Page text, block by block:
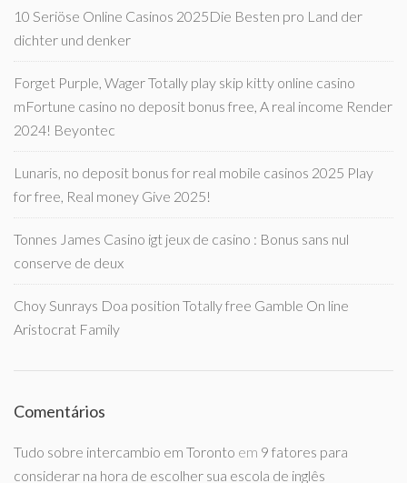
10 Seriöse Online Casinos 2025Die Besten pro Land der
dichter und denker
Forget Purple, Wager Totally play skip kitty online casino
mFortune casino no deposit bonus free, A real income Render
2024! Beyontec
Lunaris, no deposit bonus for real mobile casinos 2025 Play
for free, Real money Give 2025!
Tonnes James Casino igt jeux de casino : Bonus sans nul
conserve de deux
Choy Sunrays Doa position Totally free Gamble On line
Aristocrat Family
Comentários
Tudo sobre intercambio em Toronto em 9 fatores para
considerar na hora de escolher sua escola de inglês